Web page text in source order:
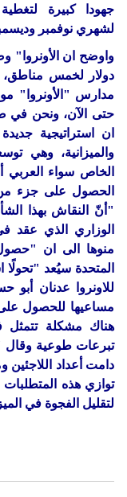
جهودا كبيرة
لشهري نوفمبر
مدارس "الأونروا"
حتى الآن، ونحن في
ان استراتيجية
والميزانية، وهي
الخاص سواء العربي
الحصول على جزء من
"أنّ النقاش بهذا
الوزاري الذي عقد
منوها الى ان
المتحدة سيُعد "تحولًا
للاونروا عدنان
مساعيها للحصول
تبرعات طوعية وقال
دامت أعداد اللاجئين
توازي هذه
لتقليل الفجوة في